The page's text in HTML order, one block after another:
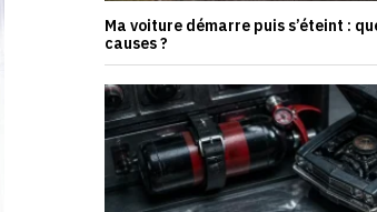
Ma voiture démarre puis s’éteint :
causes ?